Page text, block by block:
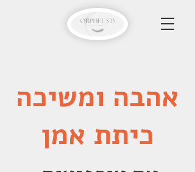
אהבה ומשיכה
כיתת אמן